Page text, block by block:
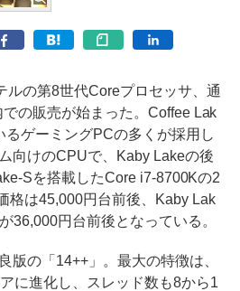
の第8世代Coreプロセッサ、通
の販売が始まった。Coffee Lak
ゲーミングPCの多くが採用し
向けのCPUで、Kaby Lakeの後
Sを搭載したCore i7-8700Kの2
格は45,000円台前後、Kaby Lak
36,000円台前後となっている。
の「14++」。最大の特徴は、
に進化し、スレッド数も8から1